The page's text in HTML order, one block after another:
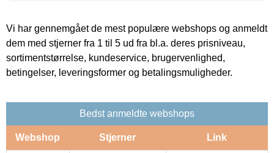
Vi har gennemgået de mest populære webshops og anmeldt
dem med stjerner fra 1 til 5 ud fra bl.a. deres prisniveau,
sortimentstørrelse, kundeservice, brugervenlighed,
betingelser, leveringsformer og betalingsmuligheder.
Bedst anmeldte webshops
Webshop Stjerner Link